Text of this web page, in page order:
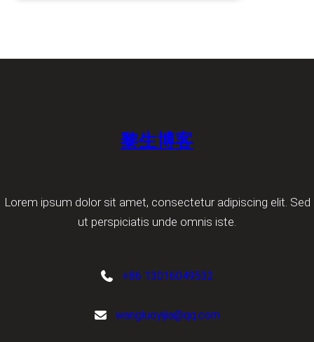
黎生博客
Lorem ipsum dolor sit amet, consectetur adipiscing elit. Sed
ut perspiciatis unde omnis iste.
+86 13016049532
wangluoyijia@qq.com